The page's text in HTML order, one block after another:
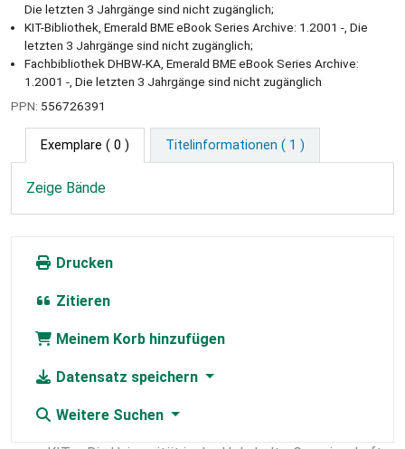
Die letzten 3 Jahrgänge sind nicht zugänglich;
KIT-Bibliothek, Emerald BME eBook Series Archive: 1.2001 -, Die
letzten 3 Jahrgänge sind nicht zugänglich;
Fachbibliothek DHBW-KA, Emerald BME eBook Series Archive:
1.2001 -, Die letzten 3 Jahrgänge sind nicht zugänglich
PPN: 556726391
Exemplare ( 0 ) Titelinformationen ( 1 )
Zeige Bände
Drucken
Zitieren
Meinem Korb hinzufügen
Datensatz speichern
Weitere Suchen